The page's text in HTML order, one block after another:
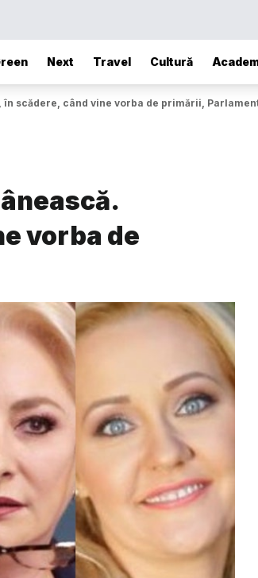
Next Travel Cultură
scădere, când vine vorba de primării,
vorba de